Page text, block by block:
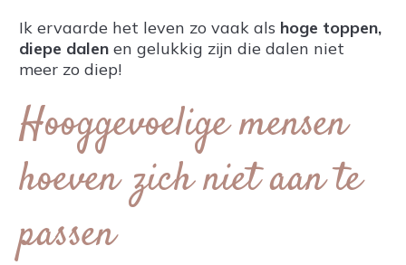
Ik ervaarde het leven zo vaak als hoge toppen,
diepe dalen en gelukkig zijn die dalen niet
meer zo diep!
Hooggevoelige mensen
hoeven zich niet aan te
passen